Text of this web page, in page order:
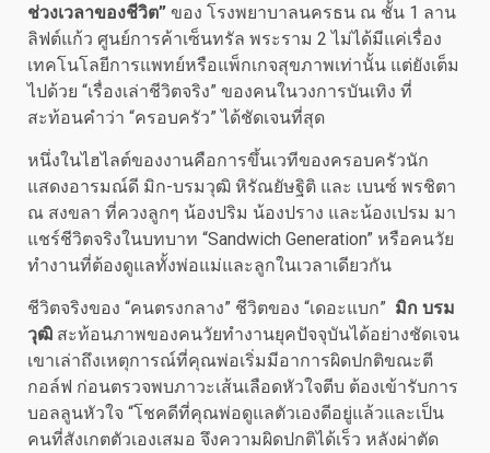
ช่วงเวลาของชีวิต” ของ โรงพยาบาลนครธน ณ ชั้น 1 ลาน
ลิฟต์แก้ว ศูนย์การค้าเซ็นทรัล พระราม 2 ไม่ได้มีแค่เรื่อง
เทคโนโลยีการแพทย์หรือแพ็กเกจสุขภาพเท่านั้น แต่ยังเต็ม
ไปด้วย “เรื่องเล่าชีวิตจริง” ของคนในวงการบันเทิง ที่
สะท้อนคำว่า “ครอบครัว” ได้ชัดเจนที่สุด
หนึ่งในไฮไลต์ของงานคือการขึ้นเวทีของครอบครัวนัก
แสดงอารมณ์ดี มิก-บรมวุฒิ หิรัณยัษฐิติ และ เบนซ์ พรชิตา
ณ สงขลา ที่ควงลูกๆ น้องปริม น้องปราง และน้องเปรม มา
แชร์ชีวิตจริงในบทบาท “Sandwich Generation” หรือคนวัย
ทำงานที่ต้องดูแลทั้งพ่อแม่และลูกในเวลาเดียวกัน
ชีวิตจริงของ “คนตรงกลาง” ชีวิตของ “เดอะแบก” มิก บรม
วุฒิ สะท้อนภาพของคนวัยทำงานยุคปัจจุบันได้อย่างชัดเจน
เขาเล่าถึงเหตุการณ์ที่คุณพ่อเริ่มมีอาการผิดปกติขณะตี
กอล์ฟ ก่อนตรวจพบภาวะเส้นเลือดหัวใจตีบ ต้องเข้ารับการ
บอลลูนหัวใจ “โชคดีที่คุณพ่อดูแลตัวเองดีอยู่แล้วและเป็น
คนที่สังเกตตัวเองเสมอ จึงความผิดปกติได้เร็ว หลังผ่าตัด